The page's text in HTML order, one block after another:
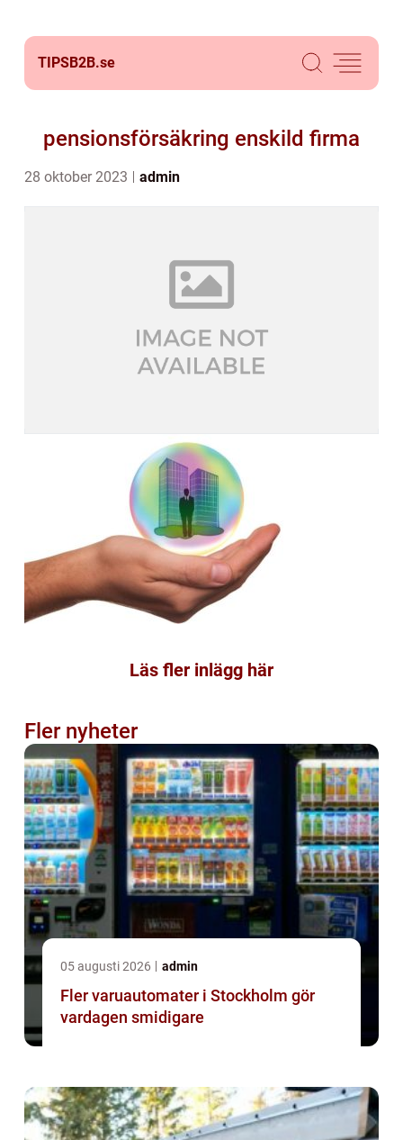
TIPSB2B.se
pensionsförsäkring enskild firma
28 oktober 2023 admin
Läs fler inlägg här
Fler nyheter
05 augusti 2026 admin
Fler varuautomater i Stockholm gör
vardagen smidigare